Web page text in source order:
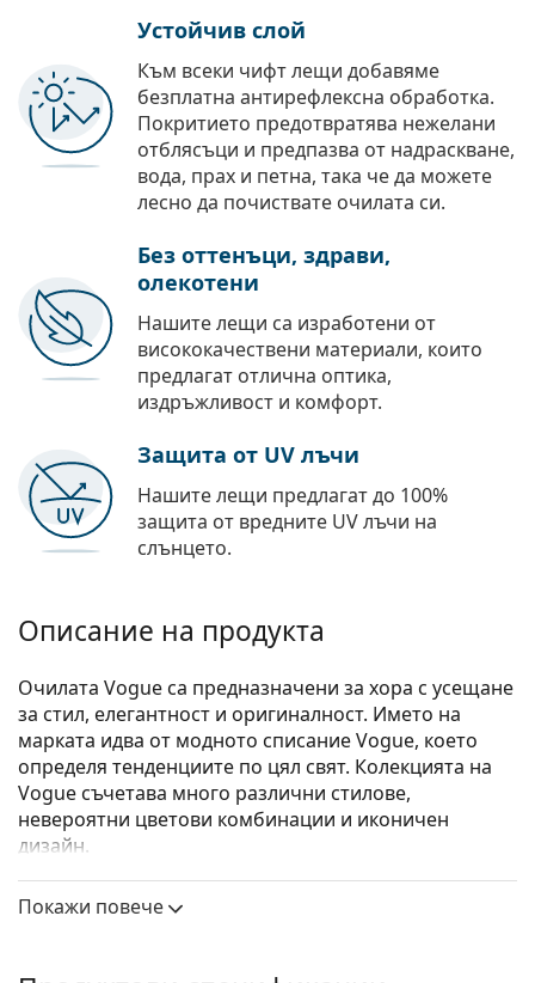
Устойчив слой
Към всеки чифт лещи добавяме
безплатна антирефлексна обработка.
Покритието предотвратява нежелани
отблясъци и предпазва от надраскване,
вода, прах и петна, така че да можете
лесно да почиствате очилата си.
Без оттенъци, здрави,
олекотени
Нашите лещи са изработени от
висококачествени материали, които
предлагат отлична оптика,
издръжливост и комфорт.
Защита от UV лъчи
Нашите лещи предлагат до 100%
защита от вредните UV лъчи на
слънцето.
Описание на продукта
Очилата Vogue са предназначени за хора с усещане
за стил, елегантност и оригиналност. Името на
марката идва от модното списание Vogue, което
определя тенденциите по цял свят. Колекцията на
Vogue съчетава много различни стилове,
невероятни цветови комбинации и иконичен
дизайн.
Vogue 0VO5334 W44са дамски очила.
Покажи повече